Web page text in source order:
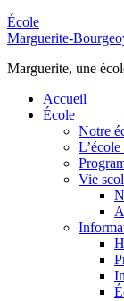
École
Marguerite-
Marguerite, une
Accueil
École
Notre
Vie